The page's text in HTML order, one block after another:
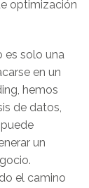
optimización
es solo una
en un
hemos
de datos,
un
el camino